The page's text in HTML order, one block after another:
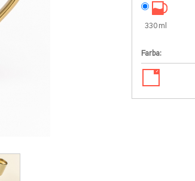
330 ml
Farba:
✓